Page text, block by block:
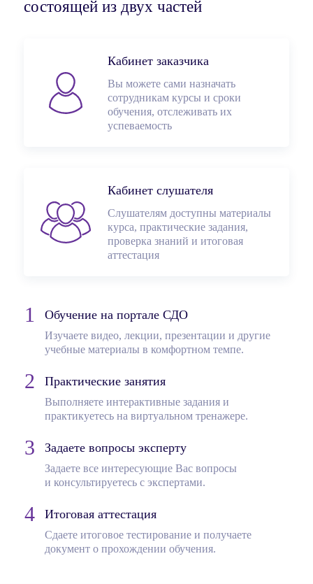
состоящей из двух частей
Кабинет заказчика
Вы можете сами назначать
сотрудникам курсы и сроки
обучения, отслеживать их
успеваемость
Кабинет слушателя
Слушателям доступны материалы
курса, практические задания,
проверка знаний и итоговая
аттестация
Обучение на портале СДО
Изучаете видео, лекции, презентации и другие
учебные материалы в комфортном темпе.
Практические занятия
Выполняете интерактивные задания и
практикуетесь на виртуальном тренажере.
Задаете вопросы эксперту
Задаете все интересующие Вас вопросы
и консультируетесь с экспертами.
Итоговая аттестация
Сдаете итоговое тестирование и получаете
документ о прохождении обучения.